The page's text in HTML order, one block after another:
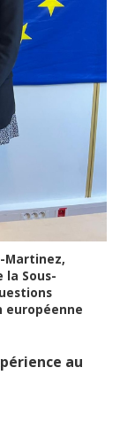
Martinez,
Sous-
européenne
au